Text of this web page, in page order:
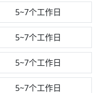
5~7个工作日
5~7个工作日
5~7个工作日
5~7个工作日